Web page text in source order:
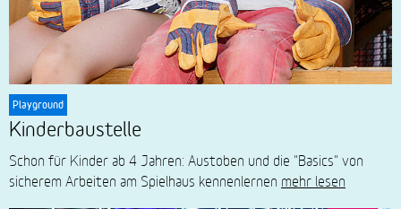
Playground
Kinderbaustelle
Schon für Kinder ab 4 Jahren: Austoben und die "Basics" von
sicherem Arbeiten am Spielhaus kennenlernen mehr lesen